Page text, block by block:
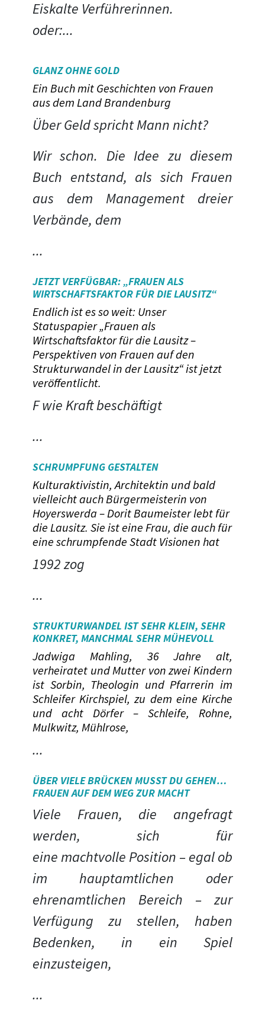
Eiskalte Verführerinnen.
oder:...
GLANZ OHNE GOLD
Ein Buch mit Geschichten von Frauen
aus dem Land Brandenburg
Über Geld spricht Mann nicht?
Wir schon. Die Idee zu diesem
Buch entstand, als sich Frauen
aus dem Management dreier
Verbände, dem
...
JETZT VERFÜGBAR: „FRAUEN ALS
WIRTSCHAFTSFAKTOR FÜR DIE LAUSITZ“
Endlich ist es so weit: Unser
Statuspapier „Frauen als
Wirtschaftsfaktor für die Lausitz –
Perspektiven von Frauen auf den
Strukturwandel in der Lausitz“ ist jetzt
veröffentlicht.
F wie Kraft beschäftigt
...
SCHRUMPFUNG GESTALTEN
Kulturaktivistin, Architektin und bald
vielleicht auch Bürgermeisterin von
Hoyerswerda – Dorit Baumeister lebt für
die Lausitz. Sie ist eine Frau, die auch für
eine schrumpfende Stadt Visionen hat
1992 zog
...
STRUKTURWANDEL IST SEHR KLEIN, SEHR
KONKRET, MANCHMAL SEHR MÜHEVOLL
Jadwiga Mahling, 36 Jahre alt,
verheiratet und Mutter von zwei Kindern
ist Sorbin, Theologin und Pfarrerin im
Schleifer Kirchspiel, zu dem eine Kirche
und acht Dörfer – Schleife, Rohne,
Mulkwitz, Mühlrose,
...
ÜBER VIELE BRÜCKEN MUSST DU GEHEN…
FRAUEN AUF DEM WEG ZUR MACHT
Viele Frauen, die angefragt
werden, sich für
einemachtvolle Position – egal ob
im hauptamtlichen oder
ehrenamtlichen Bereich – zur
Verfügung zu stellen, haben
Bedenken, in ein Spiel
einzusteigen,
...